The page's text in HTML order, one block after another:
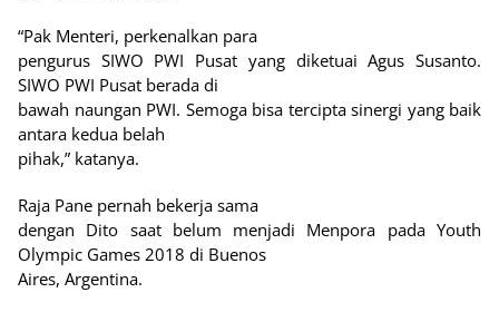
“Pak Menteri, perkenalkan para
pengurus SIWO PWI Pusat yang diketuai Agus Susanto.
SIWO PWI Pusat berada di
bawah naungan PWI. Semoga bisa tercipta sinergi yang baik
antara kedua belah
pihak,” katanya.
Raja Pane pernah bekerja sama
dengan Dito saat belum menjadi Menpora pada Youth
Olympic Games 2018 di Buenos
Aires, Argentina.